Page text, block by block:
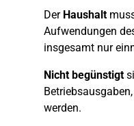
Der Haushalt
Aufwendungen
insgesamt nur
Nicht begünstigt
werden.